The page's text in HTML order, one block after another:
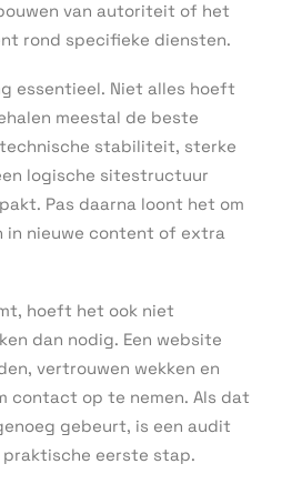
van autoriteit of het
rond specifieke diensten.
essentieel. Niet alles hoeft
meestal de beste
stabiliteit, sterke
logische sitestructuur
Pas daarna loont het om
in nieuwe content of extra
hoeft het ook niet
dan nodig. Een website
vertrouwen wekken en
contact op te nemen. Als dat
gebeurt, is een audit
praktische eerste stap.